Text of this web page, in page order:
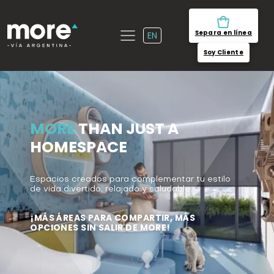
EN Separa en línea
Soy Cliente
MORETHAN JUST A
HOMESPACE
Espacios creados para complementar tu estilo
de vida divertido, relajado y saludable.
¡MÁS ÁREAS PARA COMPARTIR, MÁS
OPCIONES SIN SALIR DEMORE!